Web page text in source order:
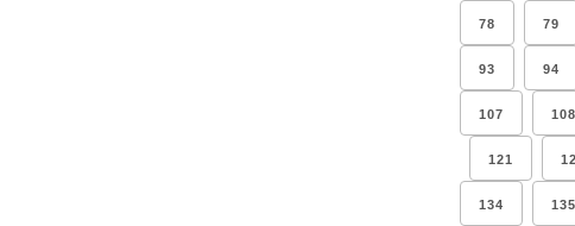
78 79
93 94
107 108
121
134 135